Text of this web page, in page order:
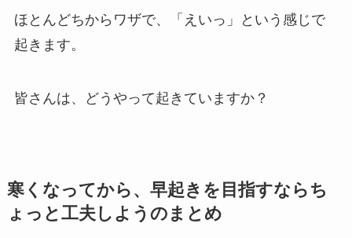
ほとんどちからワザで、「えいっ」という感じで
起きます。
皆さんは、どうやって起きていますか？
寒くなってから、早起きを目指すならち
ょっと工夫しようのまとめ